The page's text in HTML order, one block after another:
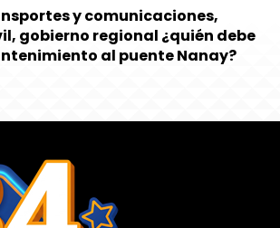
y comunicaciones,
gobierno regional ¿quién debe
al puente Nanay?